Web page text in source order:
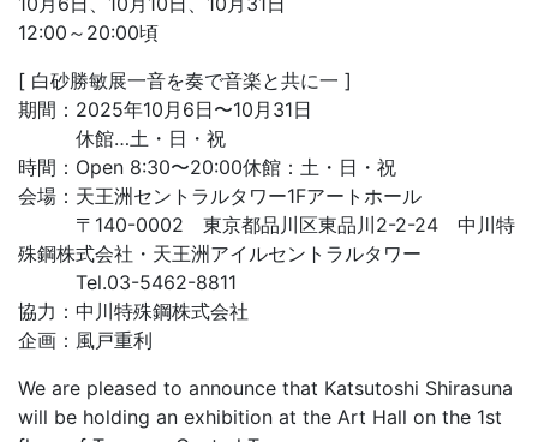
12:00～20:00頃
[ 白砂勝敏展一音を奏で音楽と共に一 ]
期間：2025年10月6日〜10月31日
休館…土・日・祝
時間：Open 8:30〜20:00休館：土・日・祝
会場：天王洲セントラルタワー1Fアートホール
〒140-0002 東京都品川区東品川2-2-24 中川特
殊鋼株式会社・天王洲アイルセントラルタワー
Tel.03-5462-8811
協力：中川特殊鋼株式会社
企画：風戸重利
We are pleased to announce that Katsutoshi Shirasuna
will be holding an exhibition at the Art Hall on the 1st